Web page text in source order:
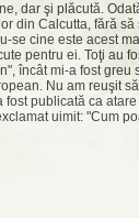
dar şi plăcută.
din Calcutta, fără
se cine este acest
pentru ei. Toţi au
încât mi-a fost greu
Nu am reuşit
fost publicată ca
uimit: "Cum